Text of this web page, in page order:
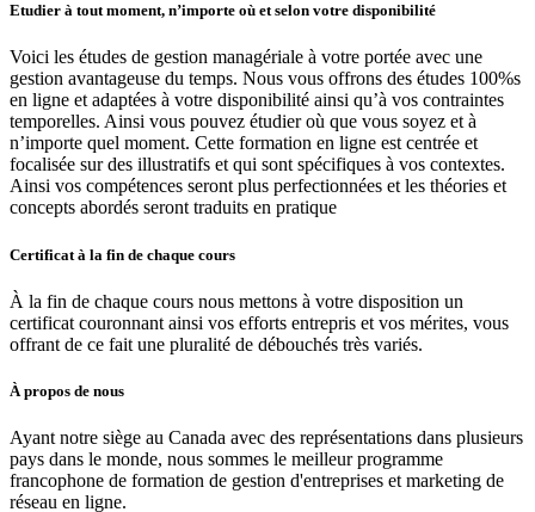
Etudier à tout moment, n’importe où et selon votre disponibilité
Voici les études de gestion managériale à votre portée avec une
gestion avantageuse du temps. Nous vous offrons des études 100%s
en ligne et adaptées à votre disponibilité ainsi qu’à vos contraintes
temporelles. Ainsi vous pouvez étudier où que vous soyez et à
n’importe quel moment. Cette formation en ligne est centrée et
focalisée sur des illustratifs et qui sont spécifiques à vos contextes.
Ainsi vos compétences seront plus perfectionnées et les théories et
concepts abordés seront traduits en pratique
Certificat à la fin de chaque cours
À la fin de chaque cours nous mettons à votre disposition un
certificat couronnant ainsi vos efforts entrepris et vos mérites, vous
offrant de ce fait une pluralité de débouchés très variés.
À propos de nous
Ayant notre siège au Canada avec des représentations dans plusieurs
pays dans le monde, nous sommes le meilleur programme
francophone de formation de gestion d'entreprises et marketing de
réseau en ligne.